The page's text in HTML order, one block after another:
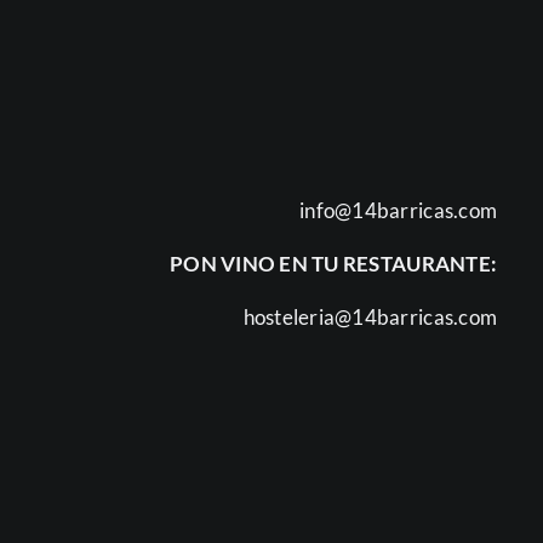
info@14barricas.com
PON VINO EN TU RESTAURANTE:
hosteleria@14barricas.com